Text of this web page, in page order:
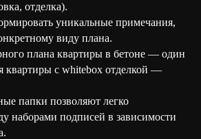
отделка).
уникальные примечания,
виду плана.
плана квартиры в бетоне — один
квартиры с whitebox отделкой —
папки позволяют легко
наборами подписей в зависимости